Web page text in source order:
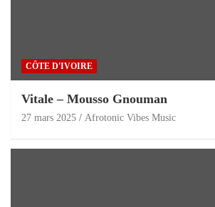
CÔTE D'IVOIRE
Vitale – Mousso Gnouman
27 mars 2025 Afrotonic Vibes Music